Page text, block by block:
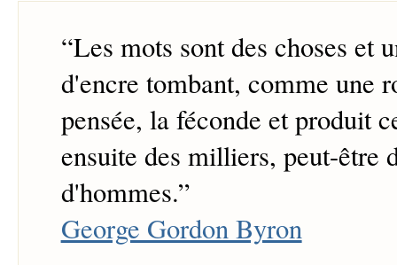
“Les mots sont des choses et
d'encre tombant, comme une
pensée, la féconde et produit
ensuite des milliers, peut-être
d'hommes.”
George Gordon Byron